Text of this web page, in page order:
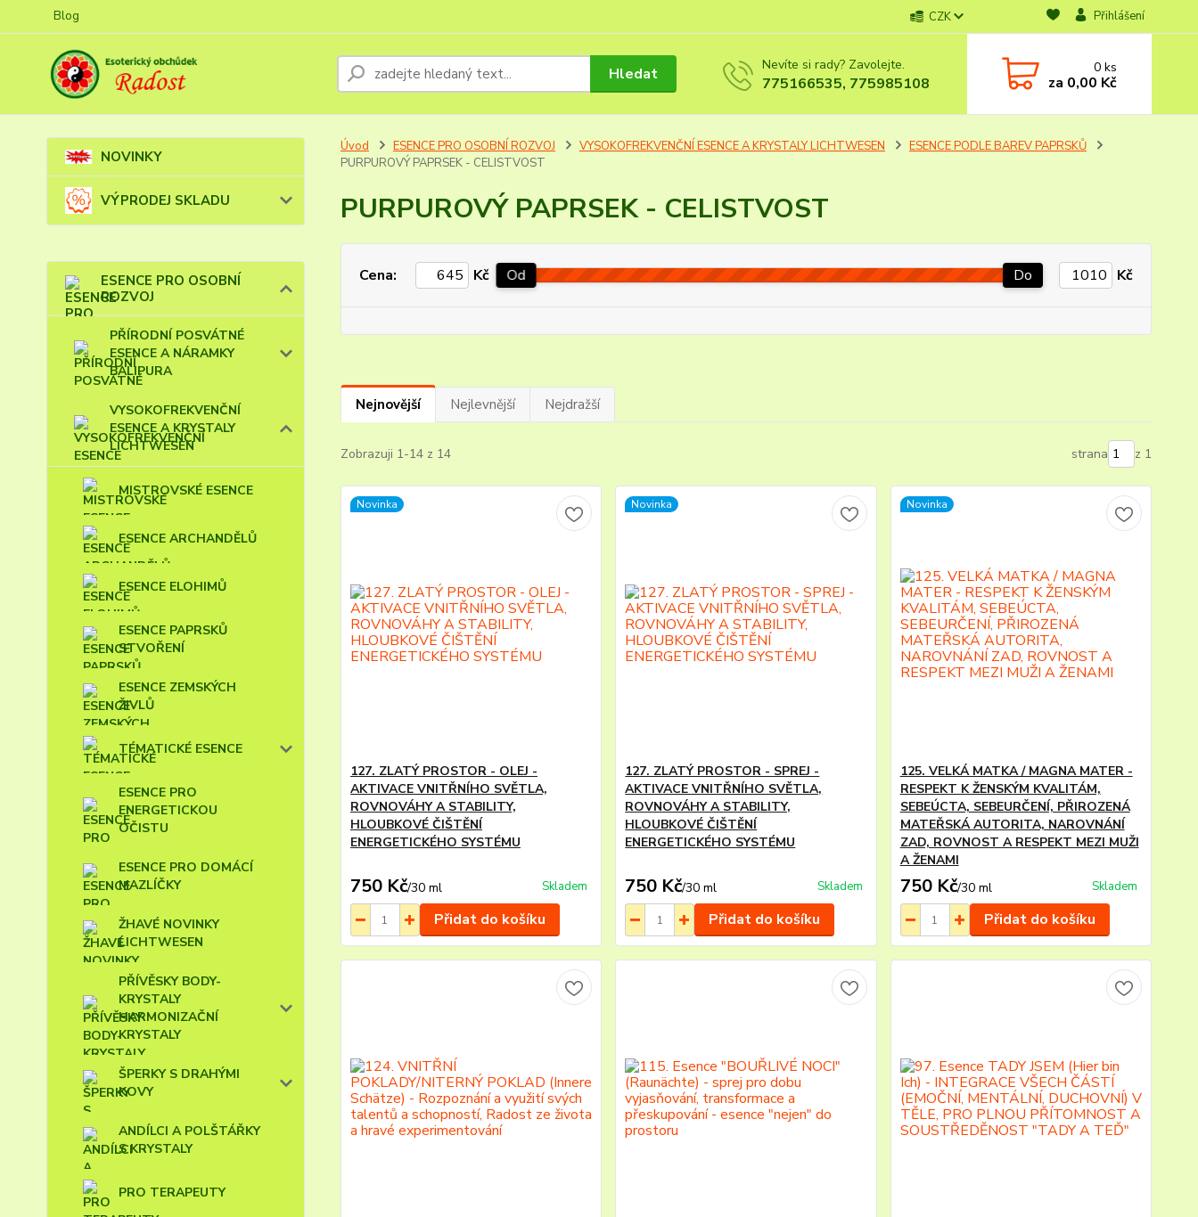
Blog CZK Přihlášení
Hledat Nevíte si rady? Zavolejte.
775166535, 775985108
0ks
za 0,00 Kč
NOVINKY
VÝPRODEJ SKLADU
ESENCE PRO OSOBNÍ
ROZVOJ
PŘÍRODNÍ POSVÁTNÉ
ESENCE A NÁRAMKY
BALIPURA
VYSOKOFREKVENČNÍ
ESENCE A KRYSTALY
LICHTWESEN
MISTROVSKÉ ESENCE
ESENCE ARCHANDĚLŮ
ESENCE ELOHIMŮ
ESENCE PAPRSKŮ
STVOŘENÍ
ESENCE ZEMSKÝCH
ŽIVLŮ
TÉMATICKÉ ESENCE
ESENCE PRO
ENERGETICKOU
OČISTU
ESENCE PRO DOMÁCÍ
MAZLÍČKY
ŽHAVÉ NOVINKY
LICHTWESEN
PŘÍVĚSKY BODY-
KRYSTALY
HARMONIZAČNÍ
KRYSTALY
ŠPERKY S DRAHÝMI
KOVY
ANDÍLCI A POLŠTÁŘKY
S KRYSTALY
PRO TERAPEUTY
Úvod ESENCE PRO OSOBNÍ ROZVOJ VYSOKOFREKVENČNÍ ESENCE A KRYSTALY LICHTWESEN
ESENCE PODLE BAREV PAPRSKŮ
PURPUROVÝ PAPRSEK - CELISTVOST
PURPUROVÝ PAPRSEK - CELISTVOST
Cena: Kč Od Do Kč
Nejnovější Nejlevnější Nejdražší
Zobrazuji 1-14 z 14 strana z 1
Novinka
127. ZLATÝ PROSTOR - OLEJ -
AKTIVACE VNITŘNÍHO SVĚTLA,
ROVNOVÁHY A STABILITY,
HLOUBKOVÉ ČIŠTĚNÍ
ENERGETICKÉHO SYSTÉMU
750 Kč/30 ml Skladem
Přidat do košíku
Novinka
127. ZLATÝ PROSTOR - SPREJ -
AKTIVACE VNITŘNÍHO SVĚTLA,
ROVNOVÁHY A STABILITY,
HLOUBKOVÉ ČIŠTĚNÍ
ENERGETICKÉHO SYSTÉMU
750 Kč/30 ml Skladem
Přidat do košíku
Novinka
125. VELKÁ MATKA / MAGNA MATER -
RESPEKT K ŽENSKÝM KVALITÁM,
SEBEÚCTA, SEBEURČENÍ, PŘIROZENÁ
MATEŘSKÁ AUTORITA, NAROVNÁNÍ
ZAD, ROVNOST A RESPEKT MEZI MUŽI
A ŽENAMI
750 Kč/30 ml Skladem
Přidat do košíku